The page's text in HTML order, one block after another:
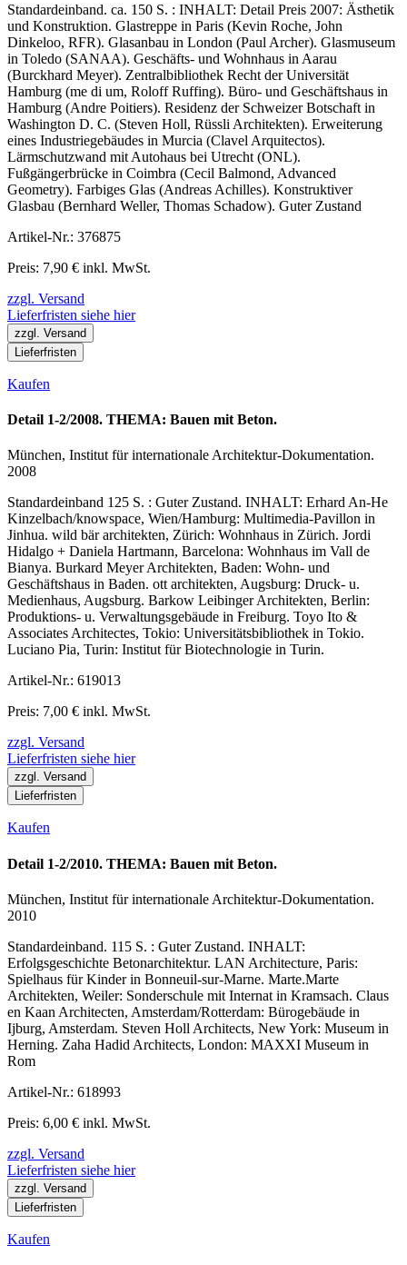
Standardeinband. ca. 150 S. : INHALT: Detail Preis 2007: Ästhetik
und Konstruktion. Glastreppe in Paris (Kevin Roche, John
Dinkeloo, RFR). Glasanbau in London (Paul Archer). Glasmuseum
in Toledo (SANAA). Geschäfts- und Wohnhaus in Aarau
(Burckhard Meyer). Zentralbibliothek Recht der Universität
Hamburg (me di um, Roloff Ruffing). Büro- und Geschäftshaus in
Hamburg (Andre Poitiers). Residenz der Schweizer Botschaft in
Washington D. C. (Steven Holl, Rüssli Architekten). Erweiterung
eines Industriegebäudes in Murcia (Clavel Arquitectos).
Lärmschutzwand mit Autohaus bei Utrecht (ONL).
Fußgängerbrücke in Coimbra (Cecil Balmond, Advanced
Geometry). Farbiges Glas (Andreas Achilles). Konstruktiver
Glasbau (Bernhard Weller, Thomas Schadow). Guter Zustand
Artikel-Nr.: 376875
Preis: 7,90 € inkl. MwSt.
zzgl. Versand
Lieferfristen siehe hier
zzgl. Versand
Lieferfristen
Kaufen
Detail 1-2/2008. THEMA: Bauen mit Beton.
München, Institut für internationale Architektur-Dokumentation.
2008
Standardeinband 125 S. : Guter Zustand. INHALT: Erhard An-He
Kinzelbach/knowspace, Wien/Hamburg: Multimedia-Pavillon in
Jinhua. wild bär architekten, Zürich: Wohnhaus in Zürich. Jordi
Hidalgo + Daniela Hartmann, Barcelona: Wohnhaus im Vall de
Bianya. Burkard Meyer Architekten, Baden: Wohn- und
Geschäftshaus in Baden. ott architekten, Augsburg: Druck- u.
Medienhaus, Augsburg. Barkow Leibinger Architekten, Berlin:
Produktions- u. Verwaltungsgebäude in Freiburg. Toyo Ito &
Associates Architectes, Tokio: Universitätsbibliothek in Tokio.
Luciano Pia, Turin: Institut für Biotechnologie in Turin.
Artikel-Nr.: 619013
Preis: 7,00 € inkl. MwSt.
zzgl. Versand
Lieferfristen siehe hier
zzgl. Versand
Lieferfristen
Kaufen
Detail 1-2/2010. THEMA: Bauen mit Beton.
München, Institut für internationale Architektur-Dokumentation.
2010
Standardeinband. 115 S. : Guter Zustand. INHALT:
Erfolgsgeschichte Betonarchitektur. LAN Architecture, Paris:
Spielhaus für Kinder in Bonneuil-sur-Marne. Marte.Marte
Architekten, Weiler: Sonderschule mit Internat in Kramsach. Claus
en Kaan Architecten, Amsterdam/Rotterdam: Bürogebäude in
Ijburg, Amsterdam. Steven Holl Architects, New York: Museum in
Herning. Zaha Hadid Architects, London: MAXXI Museum in
Rom
Artikel-Nr.: 618993
Preis: 6,00 € inkl. MwSt.
zzgl. Versand
Lieferfristen siehe hier
zzgl. Versand
Lieferfristen
Kaufen